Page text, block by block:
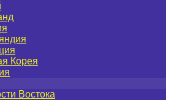
Корея
Востока